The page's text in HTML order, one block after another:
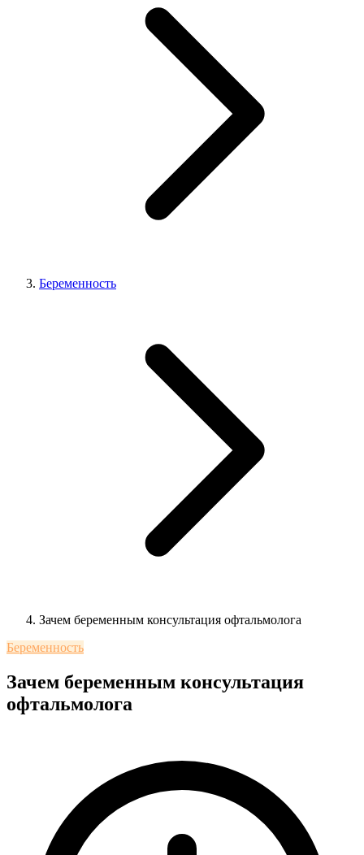
Беременность
Зачем беременным консультация офтальмолога
Беременность
Зачем беременным консультация
офтальмолога